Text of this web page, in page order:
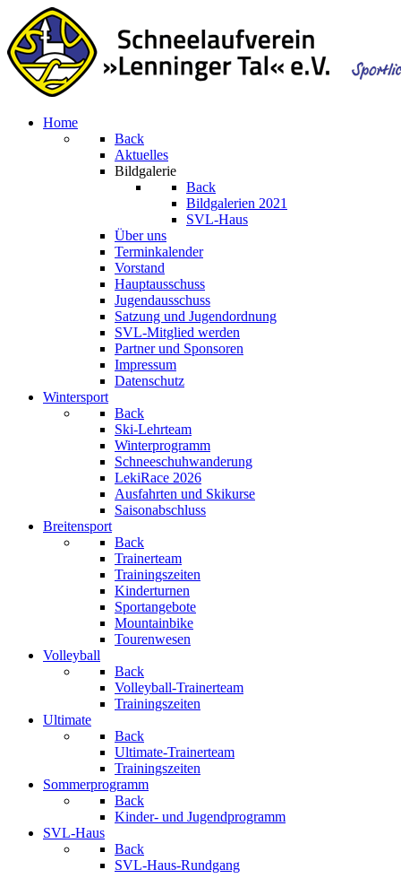
Home
Back
Aktuelles
Bildgalerie
Back
Bildgalerien 2021
SVL-Haus
Über uns
Terminkalender
Vorstand
Hauptausschuss
Jugendausschuss
Satzung und Jugendordnung
SVL-Mitglied werden
Partner und Sponsoren
Impressum
Datenschutz
Wintersport
Back
Ski-Lehrteam
Winterprogramm
Schneeschuhwanderung
LekiRace 2026
Ausfahrten und Skikurse
Saisonabschluss
Breitensport
Back
Trainerteam
Trainingszeiten
Kinderturnen
Sportangebote
Mountainbike
Tourenwesen
Volleyball
Back
Volleyball-Trainerteam
Trainingszeiten
Ultimate
Back
Ultimate-Trainerteam
Trainingszeiten
Sommerprogramm
Back
Kinder- und Jugendprogramm
SVL-Haus
Back
SVL-Haus-Rundgang